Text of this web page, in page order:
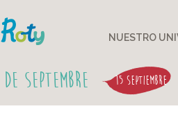
NUESTRO
Septembre 15 SEPTIEMBRE